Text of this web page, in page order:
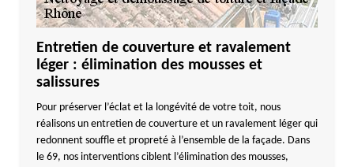
Entretien de couverture et ravalement
léger : élimination des mousses et
salissures
Pour préserver l’éclat et la longévité de votre toit, nous
réalisons un entretien de couverture et un ravalement léger qui
redonnent souffle et propreté à l’ensemble de la façade. Dans
le 69, nos interventions ciblent l’élimination des mousses,